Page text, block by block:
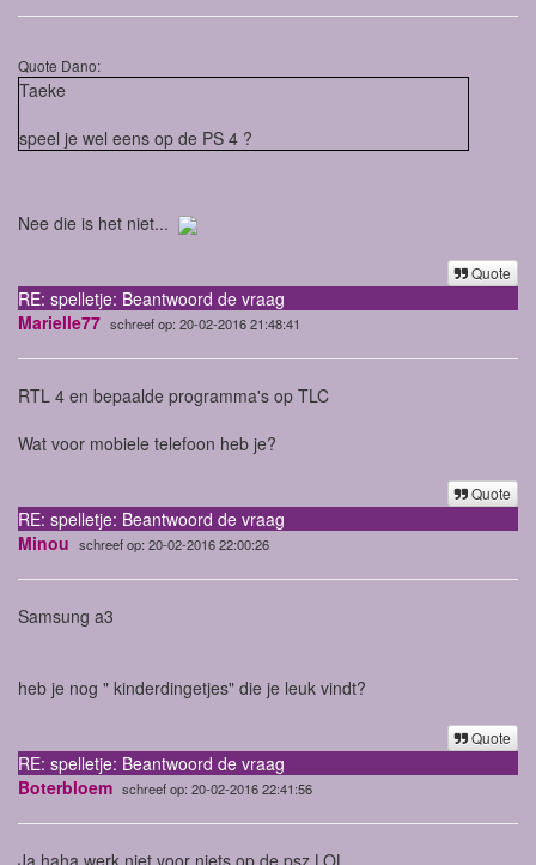
Quote Dano:
Taeke
speel je wel eens op de PS 4 ?
Nee die is het niet...
Quote
RE: spelletje: Beantwoord de vraag
Marielle77 schreef op: 20-02-2016 21:48:41
RTL 4 en bepaalde programma's op TLC
Wat voor mobiele telefoon heb je?
Quote
RE: spelletje: Beantwoord de vraag
Minou schreef op: 20-02-2016 22:00:26
Samsung a3
heb je nog " kinderdingetjes" die je leuk vindt?
Quote
RE: spelletje: Beantwoord de vraag
Boterbloem schreef op: 20-02-2016 22:41:56
Ja haha werk niet voor niets op de psz LOL